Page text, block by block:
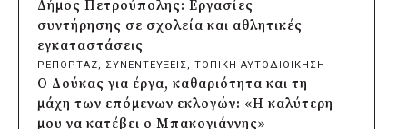
Σωτήρος
πριν από 21 ώρες
Περιφέρεια Αττικής: Έξι συμπεράσματα
για την ψηφιακή μετάβαση των
επιχειρήσεων
πριν από 21 ώρες
Δήμος Πετρούπολης: Εργασίες
συντήρησης σε σχολεία και αθλητικές
εγκαταστάσεις
ΡΕΠΟΡΤΑΖ, ΣΥΝΕΝΤΕΥΞΕΙΣ, ΤΟΠΙΚΗ ΑΥΤΟΔΙΟΙΚΗΣΗ
Ο Δούκας για έργα, καθαριότητα και τη
μάχη των επόμενων εκλογών: «Η καλύτερη
μου να κατέβει ο Μπακογιάννης»